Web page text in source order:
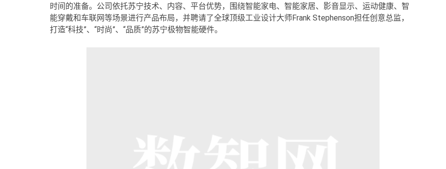
时间的准备。公司依托苏宁技术、内容、平台优势，围绕智能家电、智能家居、影音显示、运动健康、智
能穿戴和车联网等场景进行产品布局，并聘请了全球顶级工业设计大师Frank Stephenson担任创意总监，
打造“科技”、“时尚”、“品质”的苏宁极物智能硬件。